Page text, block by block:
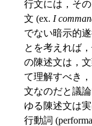
行文には，そ
文 (ex. I
でない暗示的
とを考えれば
の陳述文は，
て理解すべき
文なのだと議
ゆる陳述文は
行動詞